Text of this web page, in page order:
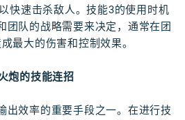
快速击杀敌人。技能3的使用时机
团队的战略需要来决定，通常在团
最大的伤害和控制效果。
炮的技能连招
出效率的重要手段之一。在进行技